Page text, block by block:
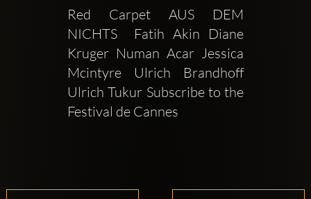
Red Carpet AUS DEM
NICHTS  Fatih Akin Diane
Kruger Numan Acar Jessica
Mcintyre Ulrich Brandhoff
Ulrich Tukur Subscribe to the
Festival de Cannes